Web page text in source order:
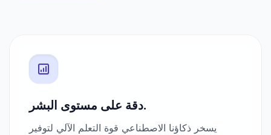
دقة على مستوى البشر.
يسخر ذكاؤنا الاصطناعي قوة التعلم الآلي لتوفير